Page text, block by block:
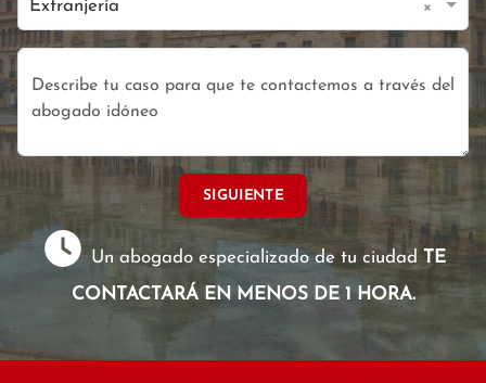
Extranjería ×
SIGUIENTE
Un abogado especializado de tu ciudadTE
CONTACTARÁ EN MENOS DE 1 HORA.